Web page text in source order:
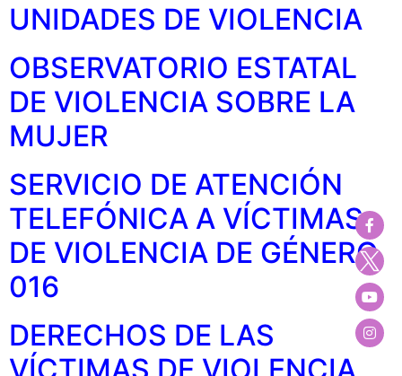
UNIDADES DE VIOLENCIA
OBSERVATORIO ESTATAL
DE VIOLENCIA SOBRE LA
MUJER
SERVICIO DE ATENCIÓN
TELEFÓNICA A VÍCTIMAS
DE VIOLENCIA DE GÉNERO
016
DERECHOS DE LAS
VÍCTIMAS DE VIOLENCIA